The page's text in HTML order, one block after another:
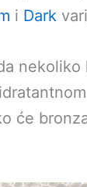
i Dark
nekoliko
će